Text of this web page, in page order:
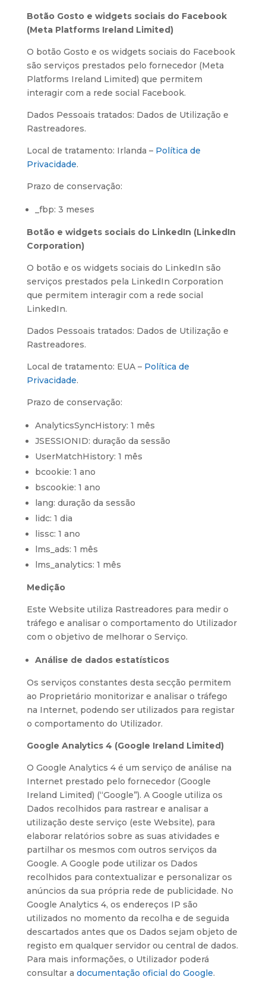
Botão Gosto e widgets sociais do Facebook
(Meta Platforms Ireland Limited)
O botão Gosto e os widgets sociais do Facebook
são serviços prestados pelo fornecedor (Meta
Platforms Ireland Limited) que permitem
interagir com a rede social Facebook.
Dados Pessoais tratados: Dados de Utilização e
Rastreadores.
Local de tratamento: Irlanda – Política de
Privacidade.
Prazo de conservação:
_fbp: 3 meses
Botão e widgets sociais do LinkedIn (LinkedIn
Corporation)
O botão e os widgets sociais do LinkedIn são
serviços prestados pela LinkedIn Corporation
que permitem interagir com a rede social
LinkedIn.
Dados Pessoais tratados: Dados de Utilização e
Rastreadores.
Local de tratamento: EUA – Política de
Privacidade.
Prazo de conservação:
AnalyticsSyncHistory: 1 mês
JSESSIONID: duração da sessão
UserMatchHistory: 1 mês
bcookie: 1 ano
bscookie: 1 ano
lang: duração da sessão
lidc: 1 dia
lissc: 1 ano
lms_ads: 1 mês
lms_analytics: 1 mês
Medição
Este Website utiliza Rastreadores para medir o
tráfego e analisar o comportamento do Utilizador
com o objetivo de melhorar o Serviço.
Análise de dados estatísticos
Os serviços constantes desta secção permitem
ao Proprietário monitorizar e analisar o tráfego
na Internet, podendo ser utilizados para registar
o comportamento do Utilizador.
Google Analytics 4 (Google Ireland Limited)
O Google Analytics 4 é um serviço de análise na
Internet prestado pelo fornecedor (Google
Ireland Limited) (“Google”). A Google utiliza os
Dados recolhidos para rastrear e analisar a
utilização deste serviço (este Website), para
elaborar relatórios sobre as suas atividades e
partilhar os mesmos com outros serviços da
Google. A Google pode utilizar os Dados
recolhidos para contextualizar e personalizar os
anúncios da sua própria rede de publicidade. No
Google Analytics 4, os endereços IP são
utilizados no momento da recolha e de seguida
descartados antes que os Dados sejam objeto de
registo em qualquer servidor ou central de dados.
Para mais informações, o Utilizador poderá
consultar a documentação oficial do Google.